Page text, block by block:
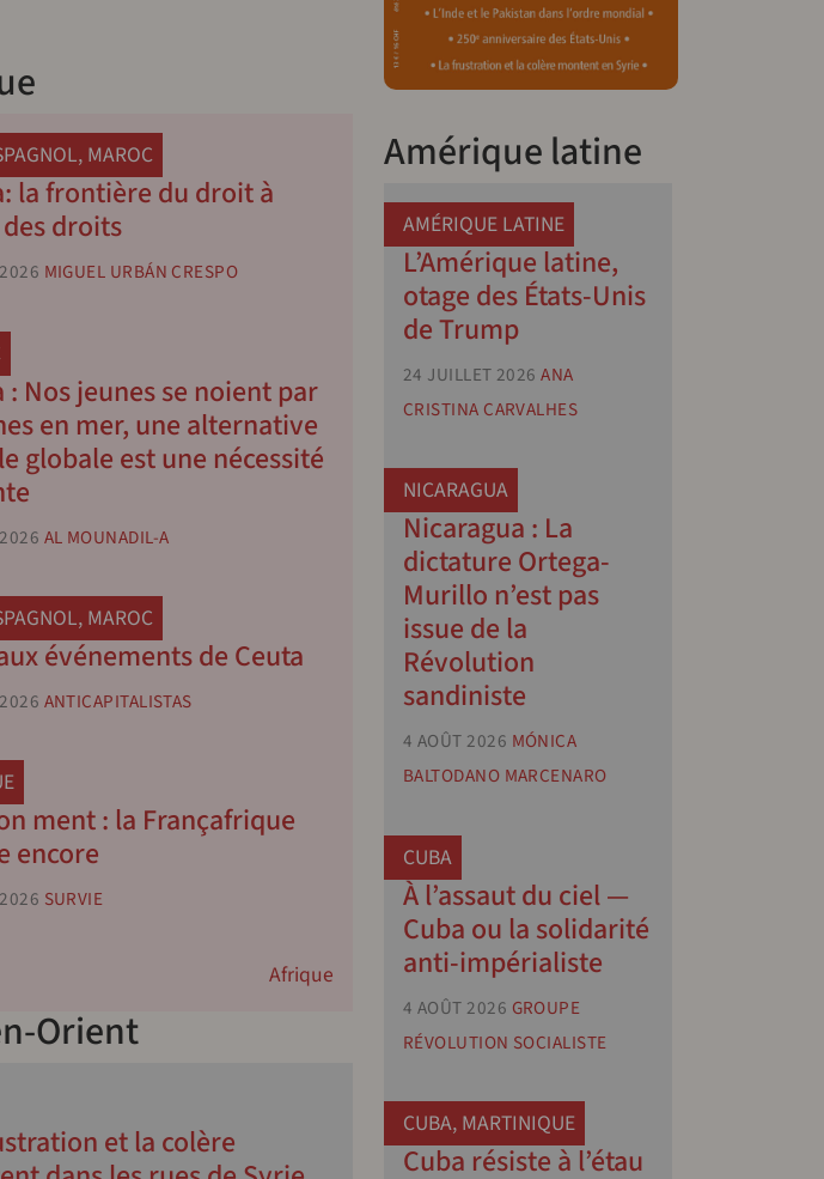
, MAROC
la frontière du droit à
droits
MIGUEL URBÁN CRESPO
: Nos jeunes se noient par
en mer, une alternative
globale est une nécessité
AL MOUNADIL-A
, MAROC
événements de Ceuta
ANTICAPITALISTAS
ment : la Françafrique
encore
SURVIE
Afrique
Orient
et la colère
Amérique latine
AMÉRIQUE LATINE
L’Amérique latine,
otage des États-Unis
de Trump
24 JUILLET 2026 ANA
CRISTINA CARVALHES
NICARAGUA
Nicaragua : La
dictature Ortega-
Murillo n’est pas
issue de la
Révolution
sandiniste
4 AOÛT 2026 MÓNICA
BALTODANO MARCENARO
CUBA
À l’assaut du ciel —
Cuba ou la solidarité
anti-impérialiste
4 AOÛT 2026 GROUPE
RÉVOLUTION SOCIALISTE
CUBA, MARTINIQUE
Cuba résiste à l’étau